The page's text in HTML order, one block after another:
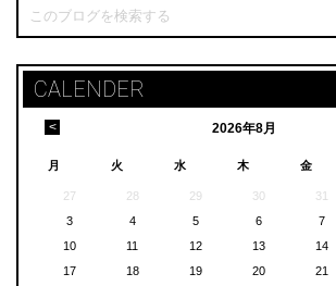
CALENDER
2026年8月
<
月 火 水 木 金
27 28 29 30 31
3
4 5 6 7
10
11 12 13 14
17
18 19 20 21